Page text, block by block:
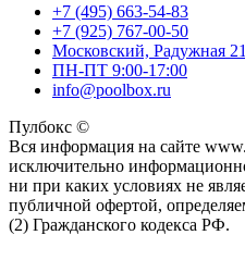
+7 (495) 663-54-83
+7 (925) 767-00-50
Московский, Радужная 21
ПН-ПТ 9:00-17:00
info@poolbox.ru
Пулбокс ©
Вся информация на сайте
исключительно
ни при каких условиях не
публичной офертой,
(2) Гражданского кодекса РФ.